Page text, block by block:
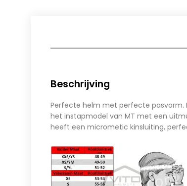
Beschrijving
Perfecte helm met perfecte pasvorm.
het instapmodel van MT met een
heeft een micrometic kinsluiting,